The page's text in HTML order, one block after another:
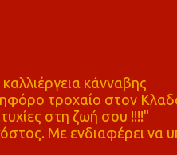
κάνναβης
τροχαίο στον
στη ζωή σου !!!!"
Με ενδιαφέρει να